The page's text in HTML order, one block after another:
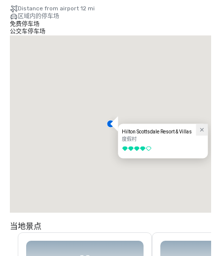
为过夜的客人提供免费自助停车
充足的停车位可举办会议、会议和特别活动
无论是乘飞机还是驾车抵达，与会者都可以享受无缝的旅行体验，同时紧邻斯
科茨代尔的顶级餐饮、娱乐、购物、户外休闲和文化景点。
Distance from airport 12 mi
区域内的停车场
免费停车场
公交车停车场
Hilton Scottsdale Resort & Villas
度假村
4/5
当地景点